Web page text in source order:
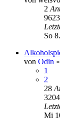
2
9623
So
von Odin »
1
2
28
Mi